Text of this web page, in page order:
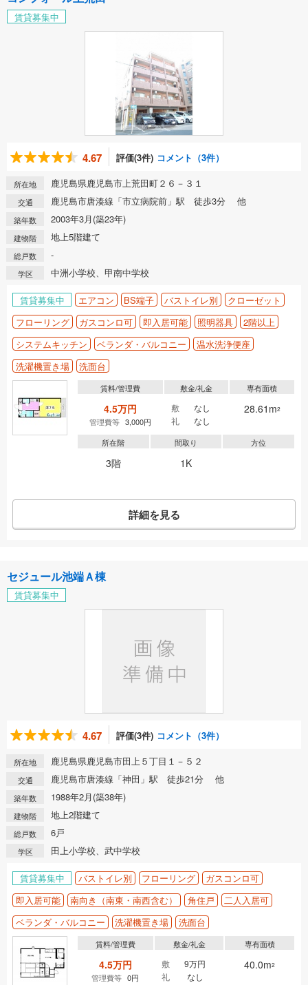
賃貸募集中
4.67 評価(3件) コメント（3件）
所在地 鹿児島県鹿児島市上荒田町２６－３１
交通 鹿児島市唐湊線「市立病院前」駅 徒歩3分 他
築年数 2003年3月(築23年)
建物階 地上5階建て
総戸数 -
学区 中洲小学校、甲南中学校
賃貸募集中 エアコン BS端子 バストイレ別
クローゼット
フローリング
ガスコンロ可 即入居可能 照明器具
2階以上
システムキッチン
ベランダ・バルコニー
温水洗浄便座
洗濯機置き場
洗面台
賃料/管理費
4.5万円
管理費等 3,000円
敷金/礼金
敷
なし
礼
なし
専有面積
28.61m2
所在階
3階
間取り
1K
方位
詳細を見る
セジュール池端Ａ棟
賃貸募集中
4.67 評価(3件) コメント（3件）
所在地 鹿児島県鹿児島市田上５丁目１－５２
交通 鹿児島市唐湊線「神田」駅 徒歩21分 他
築年数 1988年2月(築38年)
建物階 地上2階建て
総戸数 6戸
学区 田上小学校、武中学校
賃貸募集中 バストイレ別 フローリング
ガスコンロ可
即入居可能
南向き（南東・南西含む） 角住戸
二人入居可
ベランダ・バルコニー
洗濯機置き場 洗面台
賃料/管理費
4.5万円
管理費等 0円
敷金/礼金
敷
9万円
礼
なし
専有面積
40.0m2